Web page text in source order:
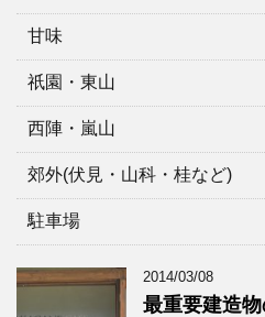
甘味
祇園・東山
西陣・嵐山
郊外(伏見・山科・桂など)
駐車場
2014/03/08
最重要建造